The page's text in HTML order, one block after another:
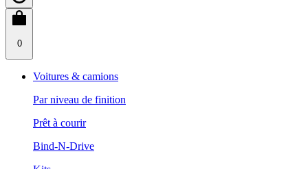
0
Voitures & camions
Par niveau de finition
Prêt à courir
Bind-N-Drive